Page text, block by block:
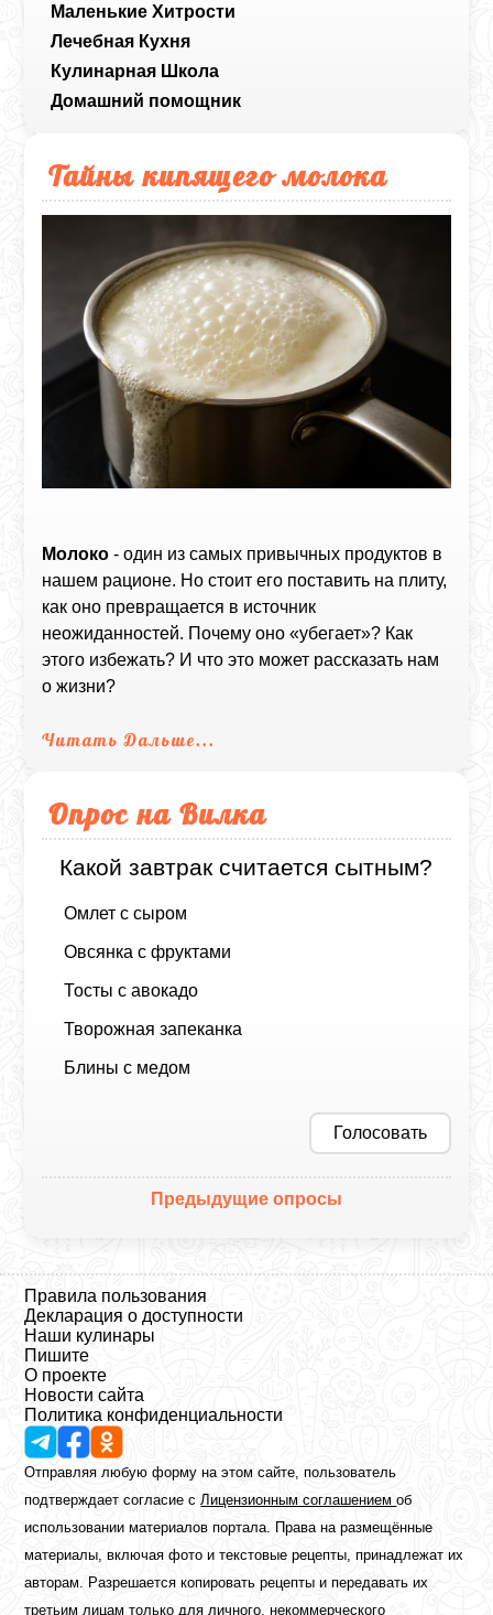
Маленькие Хитрости
Лечебная Кухня
Кулинарная Школа
Домашний помощник
Тайны кипящего молока
Молоко - один из самых привычных продуктов в
нашем рационе. Но стоит его поставить на плиту,
как оно превращается в источник
неожиданностей. Почему оно «убегает»? Как
этого избежать? И что это может рассказать нам
о жизни?
Читать Дальше...
Опрос на Вилка
Какой завтрак считается сытным?
Омлет с сыром
Овсянка с фруктами
Тосты с авокадо
Творожная запеканка
Блины с медом
Голосовать
Предыдущие опросы
Правила пользования
Декларация о доступности
Наши кулинары
Пишите
О проекте
Новости сайта
Политика конфиденциальности
Отправляя любую форму на этом сайте, пользователь
подтверждает согласие сЛицензионным соглашениемоб
использовании материалов портала. Права на размещённые
материалы, включая фото и текстовые рецепты, принадлежат их
авторам. Разрешается копировать рецепты и передавать их
третьим лицам только для личного, некоммерческого